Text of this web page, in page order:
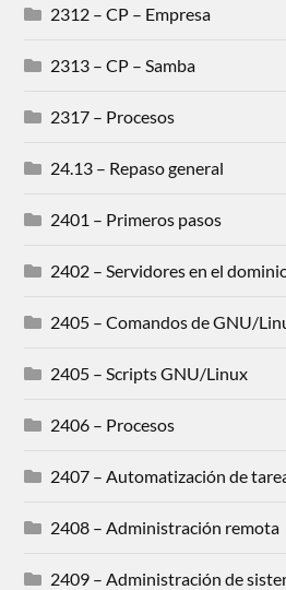
2312 – CP – Empresa
2313 – CP – Samba
2317 – Procesos
24.13 – Repaso general
2401 – Primeros pasos
2402 – Servidores en el
2405 – Comandos de GNU/
2405 – Scripts GNU/Linux
2406 – Procesos
2407 – Automatización de
2408 – Administración remota
2409 – Administración de